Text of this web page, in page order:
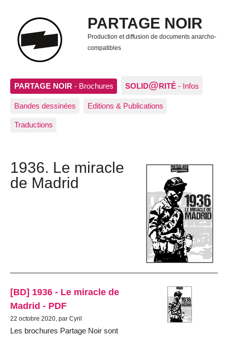
PARTAGE NOIR
Production et diffusion de documents anarcho-
compatibles
PARTAGE NOIR - Brochures SOLID@RITÉ - Infos
Bandes dessinées Editions & Publications
Traductions
1936. Le miracle
de Madrid
[BD] 1936 - Le miracle de
Madrid - PDF
22 octobre 2020, par Cyril
Les brochures Partage Noir sont